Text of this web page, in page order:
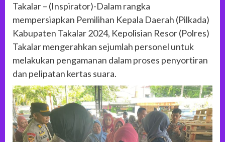
Takalar – (Inspirator)-Dalam rangka
mempersiapkan Pemilihan Kepala Daerah (Pilkada)
Kabupaten Takalar 2024, Kepolisian Resor (Polres)
Takalar mengerahkan sejumlah personel untuk
melakukan pengamanan dalam proses penyortiran
dan pelipatan kertas suara.